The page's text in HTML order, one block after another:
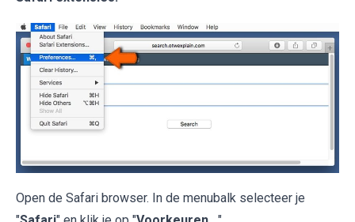
Open de Safari browser. In de menubalk selecteer je